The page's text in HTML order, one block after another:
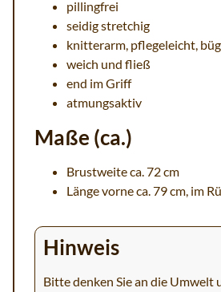
pillingfrei
seidig stretchig
knitterarm, pflegeleicht,
weich und fließ
end im Griff
atmungsaktiv
Maße (ca.)
Brustweite ca. 72 cm
Länge vorne ca. 79 cm, im
Hinweis
Bitte denken Sie an die Umwelt